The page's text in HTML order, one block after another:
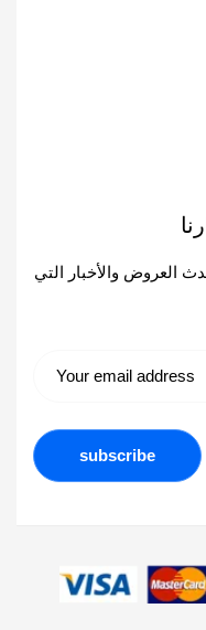
العروض والأخبار التي